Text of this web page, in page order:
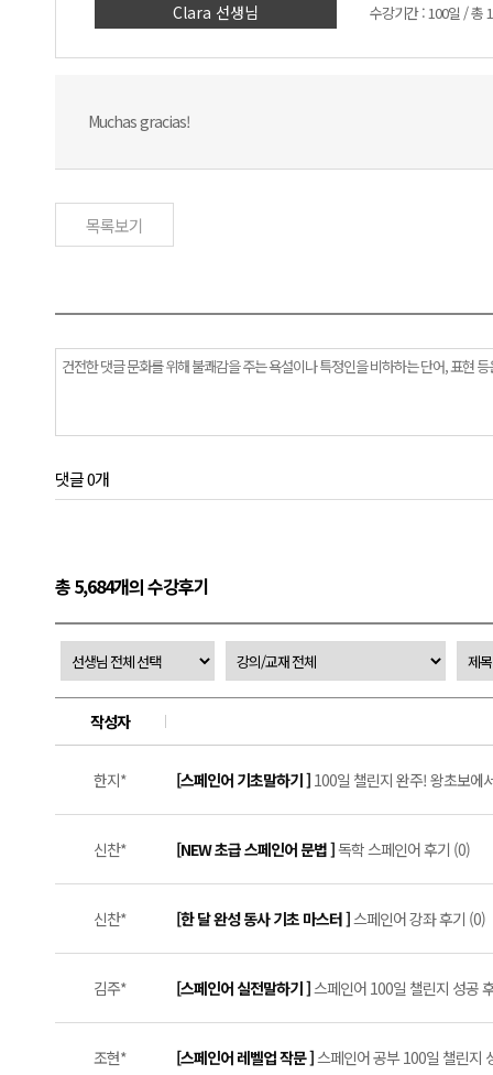
Clara 선생님
수강기간 : 100일 / 총
Muchas gracias!
목록보기
댓글 0개
총 5,684개의 수강후기
작성자
한지* [스페인어 기초말하기 ] 100일 챌린지 완주! 왕초보에
신찬* [NEW 초급 스페인어 문법 ]독학 스페인어 후기 (0)
신찬* [한 달 완성 동사 기초 마스터 ]스페인어 강좌 후기 (0)
김주* [스페인어 실전말하기 ]스페인어 100일 챌린지 성공
조현* [스페인어 레벨업 작문 ]스페인어 공부 100일 챌린지